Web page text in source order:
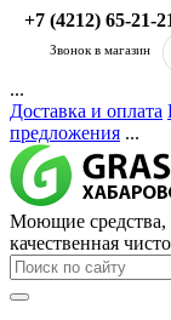
+7 (4212) 65-21-
Звонок в магазин
...
Доставка и оплата
предложения ...
Моющие средства,
качественная